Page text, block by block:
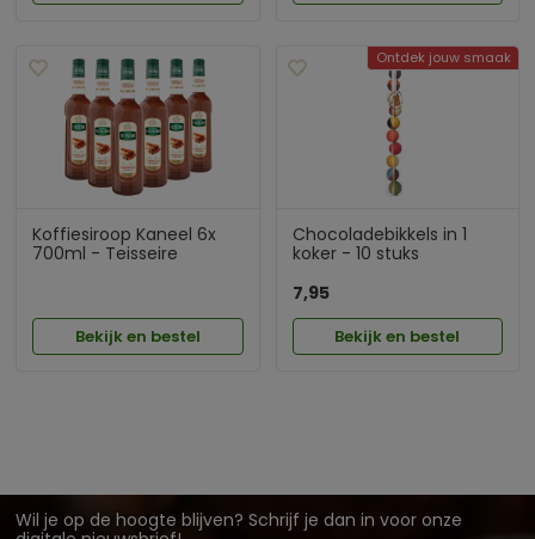
Koffiesiroop Kaneel 6x
700ml - Teisseire
Bekijk en bestel
Ontdek jouw smaak
Chocoladebikkels in 1
koker - 10 stuks
7,95
Bekijk en bestel
Wil je op de hoogte blijven? Schrijf je dan in voor onze